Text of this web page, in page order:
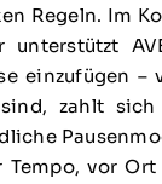
Regeln. Im
einzufügen
zahlt
vor